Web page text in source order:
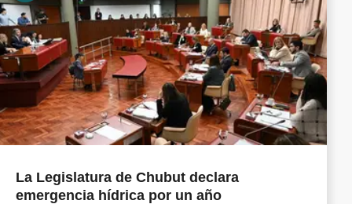
La Legislatura de Chubut declara
emergencia hídrica por un año